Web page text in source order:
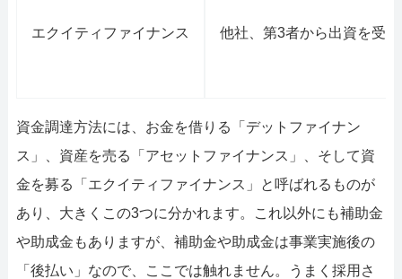
エクイティファイナンス 他社、第3者から出資を受
資金調達方法には、お金を借りる「デットファイナン
ス」、資産を売る「アセットファイナンス」、そして資
金を募る「エクイティファイナンス」と呼ばれるものが
あり、大きくこの3つに分かれます。これ以外にも補助金
や助成金もありますが、補助金や助成金は事業実施後の
「後払い」なので、ここでは触れません。うまく採用さ